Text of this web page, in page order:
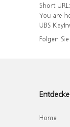
Short URL:
You are
UBS
Folgen
Home